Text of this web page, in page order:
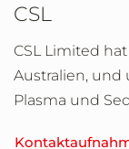
CSL
CSL Limited
Australien, und
Plasma und